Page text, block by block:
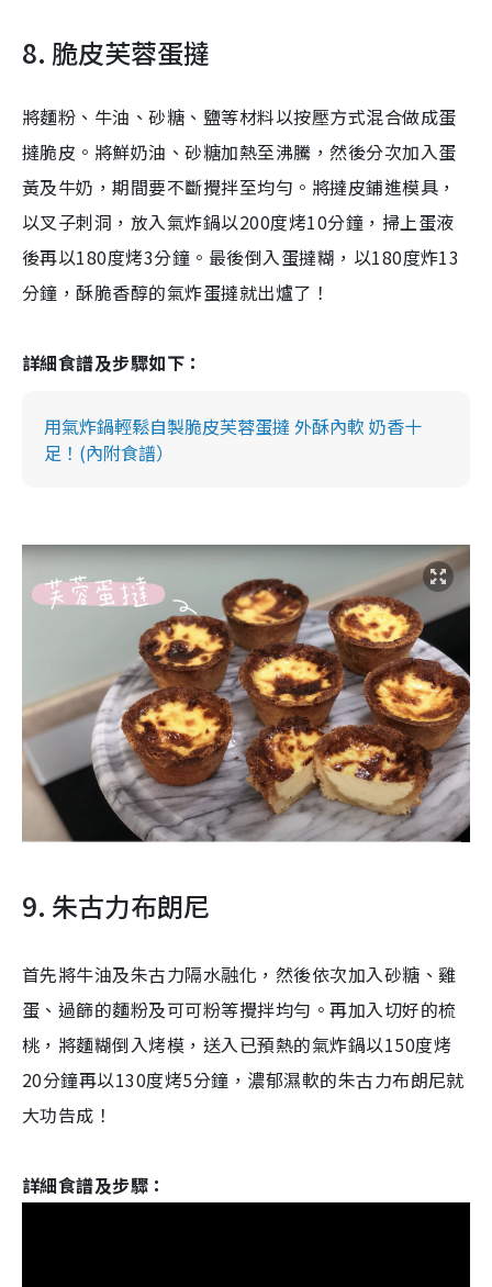
8. 脆皮芙蓉蛋撻
將麵粉、牛油、砂糖、鹽等材料以按壓方式混合做成蛋
撻脆皮。將鮮奶油、砂糖加熱至沸騰，然後分次加入蛋
黃及牛奶，期間要不斷攪拌至均勻。將撻皮鋪進模具，
以叉子刺洞，放入氣炸鍋以200度烤10分鐘，掃上蛋液
後再以180度烤3分鐘。最後倒入蛋撻糊，以180度炸13
分鐘，酥脆香醇的氣炸蛋撻就出爐了！
詳細食譜及步驟如下：
用氣炸鍋輕鬆自製脆皮芙蓉蛋撻 外酥內軟 奶香十
足！(內附食譜）
9. 朱古力布朗尼
首先將牛油及朱古力隔水融化，然後依次加入砂糖、雞
蛋、過篩的麵粉及可可粉等攪拌均勻。再加入切好的梳
桃，將麵糊倒入烤模，送入已預熱的氣炸鍋以150度烤
20分鐘再以130度烤5分鐘，濃郁濕軟的朱古力布朗尼就
大功告成！
詳細食譜及步驟：